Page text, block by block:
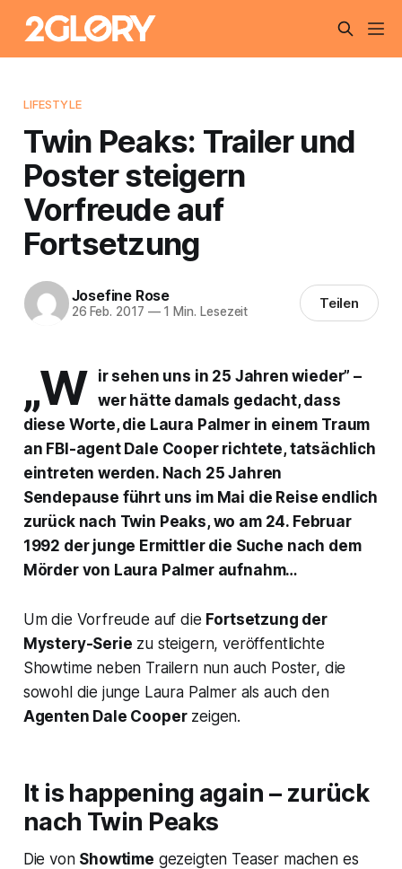
LIFESTYLE
Twin Peaks: Trailer und
Poster steigern
Vorfreude auf
Fortsetzung
Josefine Rose
26 Feb. 2017 —1 Min. Lesezeit Teilen
„W ir sehen uns in 25 Jahren wieder” –
wer hätte damals gedacht, dass
diese Worte, die Laura Palmer in einem Traum
an FBI-agent Dale Cooper richtete, tatsächlich
eintreten werden. Nach 25 Jahren
Sendepause führt uns im Mai die Reise endlich
zurück nach Twin Peaks, wo am 24. Februar
1992 der junge Ermittler die Suche nach dem
Mörder von Laura Palmer aufnahm…
Um die Vorfreude auf die Fortsetzung der
Mystery-Serie zu steigern, veröffentlichte
Showtime neben Trailern nun auch Poster, die
sowohl die junge Laura Palmer als auch den
Agenten Dale Cooperzeigen.
It is happening again – zurück
nach Twin Peaks
Die von Showtime gezeigten Teaser machen es